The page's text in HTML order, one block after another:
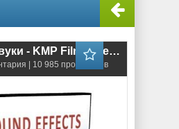
Различные звуки - KMP Film Video Sound Effects Vol.1-10 (WAV)
| 10 985 просмотров